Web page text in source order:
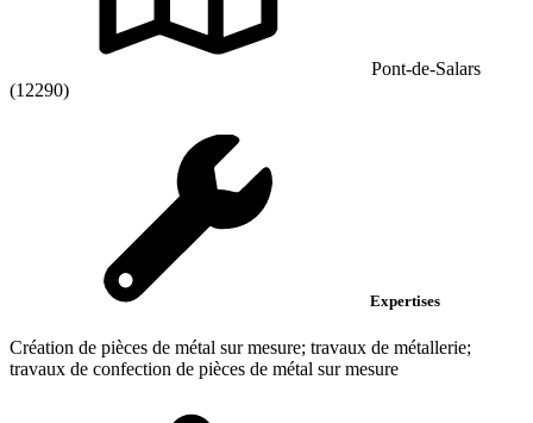
Pont-de-Salars
(12290)
Expertises
Création de pièces de métal sur mesure; travaux de métallerie;
travaux de confection de pièces de métal sur mesure